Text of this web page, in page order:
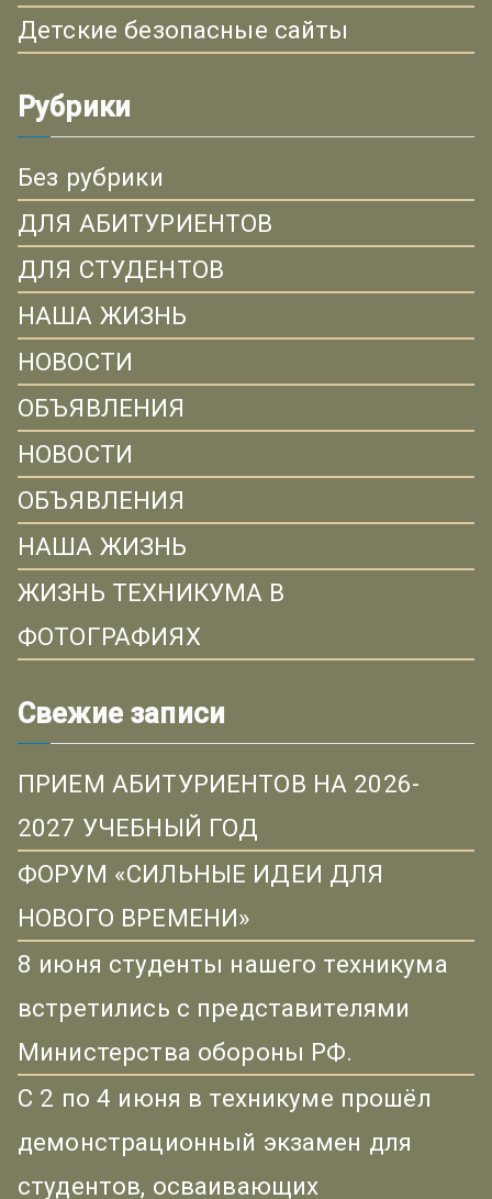
Детские безопасные сайты
Рубрики
Без рубрики
ДЛЯ АБИТУРИЕНТОВ
ДЛЯ СТУДЕНТОВ
НАША ЖИЗНЬ
НОВОСТИ
ОБЪЯВЛЕНИЯ
НОВОСТИ
ОБЪЯВЛЕНИЯ
НАША ЖИЗНЬ
ЖИЗНЬ ТЕХНИКУМА В
ФОТОГРАФИЯХ
Свежие записи
ПРИЕМ АБИТУРИЕНТОВ НА 2026-
2027 УЧЕБНЫЙ ГОД
ФОРУМ «СИЛЬНЫЕ ИДЕИ ДЛЯ
НОВОГО ВРЕМЕНИ»
8 июня студенты нашего техникума
встретились с представителями
Министерства обороны РФ.
С 2 по 4 июня в техникуме прошёл
демонстрационный экзамен для
студентов, осваивающих